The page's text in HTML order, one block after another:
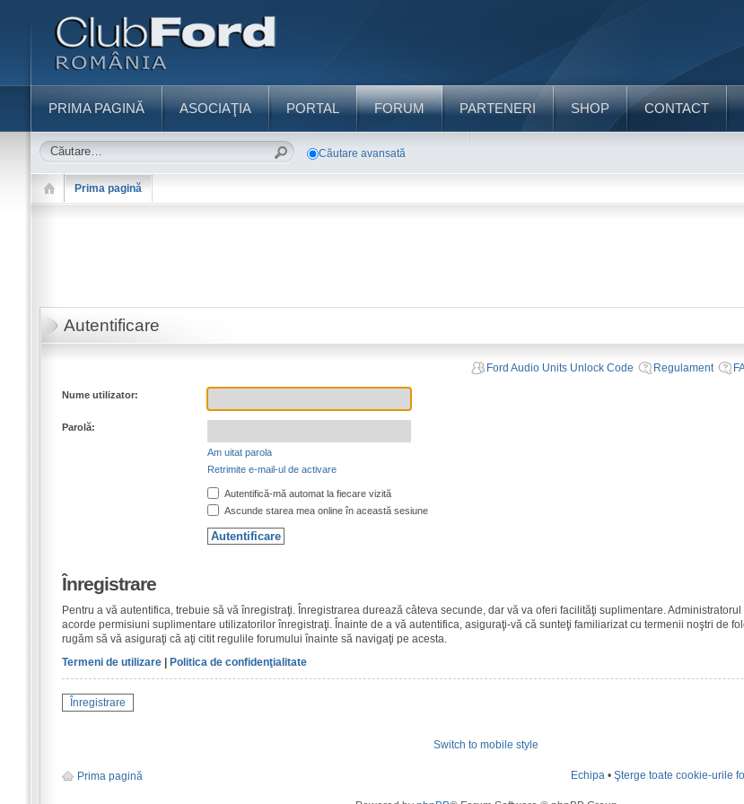
PRIMA PAGINĂ ASOCIAŢIA PORTAL FORUM PARTENERI SHOP CONTACT
Căutare avansată
Prima pagină
Autentificare
Ford Audio Units Unlock Code Regulament
Nume utilizator:
Parolă:
Am uitat parola
Retrimite e-mail-ul de activare
Autentifică-mă automat la fiecare vizită
Ascunde starea mea online în această sesiune
Înregistrare
Pentru a vă autentifica, trebuie să vă înregistraţi. Înregistrarea durează câteva secunde, dar vă va oferi facilităţi suplimentare.
acorde permisiuni suplimentare utilizatorilor înregistraţi. Înainte de a vă autentifica, asiguraţi-vă că sunteţi familiarizat cu termenii noştri de
rugăm să vă asiguraţi că aţi citit regulile forumului înainte să navigaţi pe acesta.
Termeni de utilizare| Politica de confidenţialitate
Înregistrare
Switch to mobile style
Prima pagină Echipa •Şterge toate cookie-urile